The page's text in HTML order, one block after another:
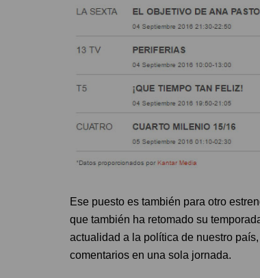
Ese puesto es también para otro
que también ha retomado su
actualidad a la política de nuestro
comentarios en una sola jornada.